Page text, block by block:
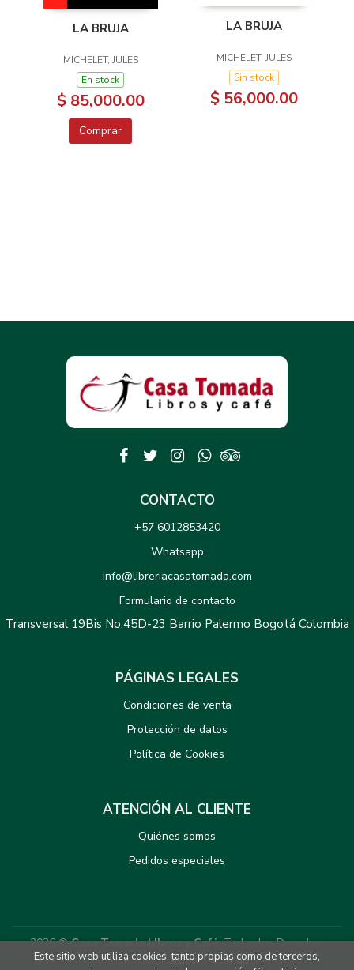
LA BRUJA
MICHELET, JULES
En stock
$ 85,000.00
Comprar
LA BRUJA
MICHELET, JULES
Sin stock
$ 56,000.00
CONTACTO
+57 6012853420
Whatsapp
info@libreriacasatomada.com
Formulario de contacto
Transversal 19Bis No.45D-23 Barrio Palermo Bogotá Colombia
PÁGINAS LEGALES
Condiciones de venta
Protección de datos
Política de Cookies
ATENCIÓN AL CLIENTE
Quiénes somos
Pedidos especiales
2026 ©Casa Tomada LIbros y Café. Todos los Derechos
Reservados |Grupo Trevenque
Este sitio web utiliza cookies, tanto propias como de terceros,